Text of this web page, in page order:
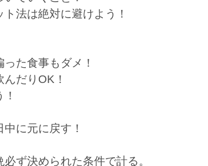
法は絶対に避けよう！
た食事もダメ！
だりOK！
に元に戻す！
ず決められた条件で計る。